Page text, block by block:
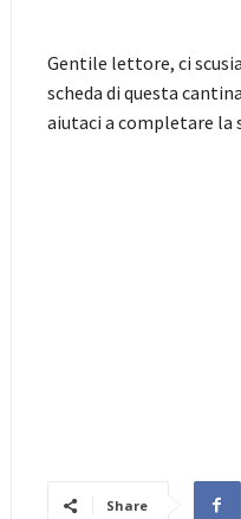
Gentile lettore, ci
scheda di questa
aiutaci a completare la
Share